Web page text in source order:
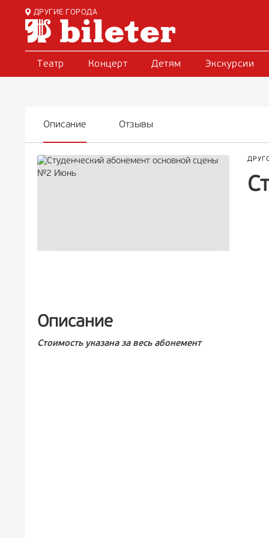
ДРУГИЕ ГОРОДА
Театр Концерт Детям Экскурсии
Описание Отзывы
Описание
Стоимость указана за весь абонемент